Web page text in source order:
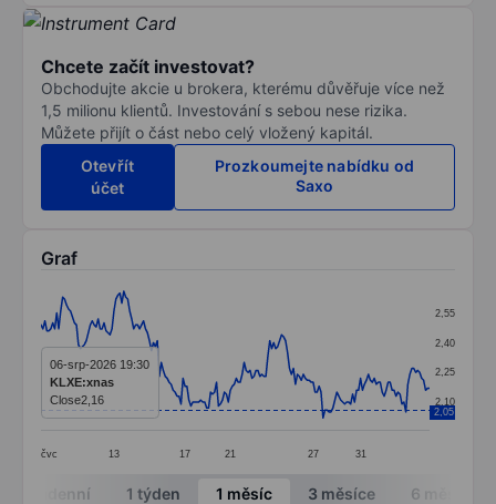
Chcete začít investovat?
Obchodujte akcie u brokera, kterému důvěřuje více než
1,5 milionu klientů. Investování s sebou nese rizika.
Můžete přijít o část nebo celý vložený kapitál.
Otevřít
účet
Prozkoumejte nabídku od
Saxo
Graf
Line chart with 198 data points.
The chart has 1 X axis displaying categories.
The chart has 1 Y axis displaying values. Data
čvc 13 17 21 27 31
2,10
2,25
2,40
2,55
2,05
06-srp-2026 19:30
KLXE:xnas
Close2,16
End of interactive chart.
Intradenní 1 týden 1 měsíc 3 měsíce 6 měsíců